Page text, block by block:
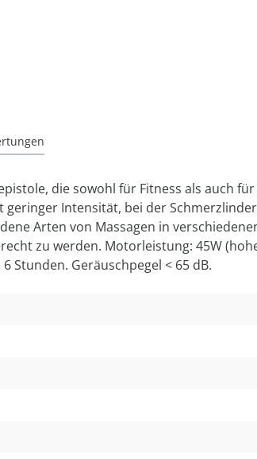
die sowohl für Fitness als auch
geringer Intensität, bei der
Arten von Massagen in
zu werden. Motorleistung: 45W
Stunden. Geräuschpegel < 65 dB.